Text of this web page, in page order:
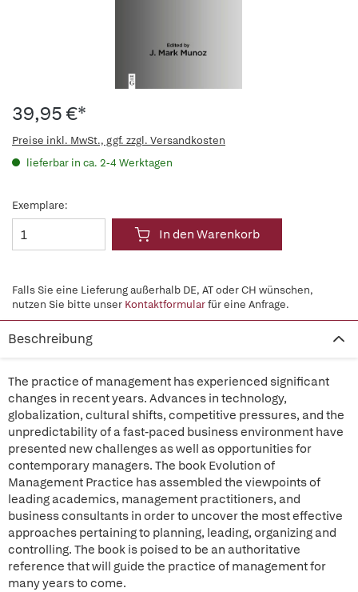
39,95 €*
Preise inkl. MwSt., ggf. zzgl. Versandkosten
lieferbar in ca. 2-4 Werktagen
Exemplare:
In den Warenkorb
Falls Sie eine Lieferung außerhalb DE, AT oder CH wünschen,
nutzen Sie bitte unser Kontaktformularfür eine Anfrage.
Beschreibung
The practice of management has experienced significant
changes in recent years. Advances in technology,
globalization, cultural shifts, competitive pressures, and the
unpredictability of a fast-paced business environment have
presented new challenges as well as opportunities for
contemporary managers. The book Evolution of
Management Practice has assembled the viewpoints of
leading academics, management practitioners, and
business consultants in order to uncover the most effective
approaches pertaining to planning, leading, organizing and
controlling. The book is poised to be an authoritative
reference that will guide the practice of management for
many years to come.